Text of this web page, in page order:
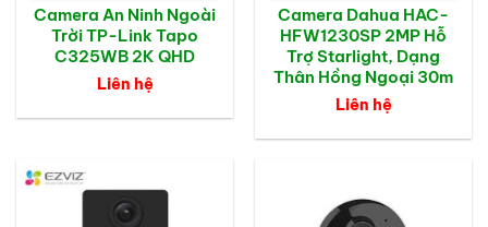
Camera An Ninh Ngoài
Trời TP-Link Tapo
C325WB 2K QHD
Liên hệ
Camera Dahua HAC-
HFW1230SP 2MP Hỗ
Trợ Starlight, Dạng
Thân Hồng Ngoại 30m
Liên hệ